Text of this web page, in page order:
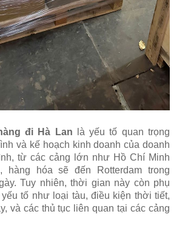
đi Hà Lan là yếu tố quan trọng
và kế hoạch kinh doanh của doanh
từ các cảng lớn như Hồ Chí Minh
hàng hóa sẽ đến Rotterdam trong
Tuy nhiên, thời gian này còn phụ
tố như loại tàu, điều kiện thời tiết,
và các thủ tục liên quan tại các cảng